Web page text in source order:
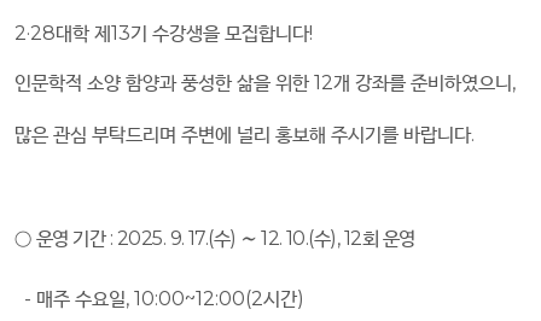
2·28대학 제13기 수강생을 모집합니다!
인문학적 소양 함양과 풍성한 삶을 위한 12개 강좌를 준비하였으니 ,
많은 관심 부탁드리며 주변에 널리 홍보해 주시기를 바랍니다.
○ 운영 기간 : 2025. 9. 17.(수) ∼12. 10.(수), 12회 운영
- 매주 수요일, 10:00~12:00(2시간)